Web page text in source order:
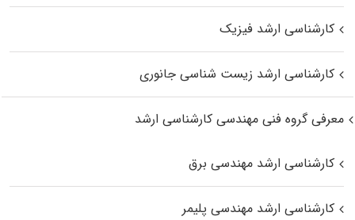
کارشناسی ارشد فیزیک
کارشناسی ارشد زیست‌ شناسی جانوری
معرفی گروه فنی مهندسی کارشناسی ارشد
کارشناسی ارشد مهندسی برق
کارشناسی ارشد مهندسی پلیمر